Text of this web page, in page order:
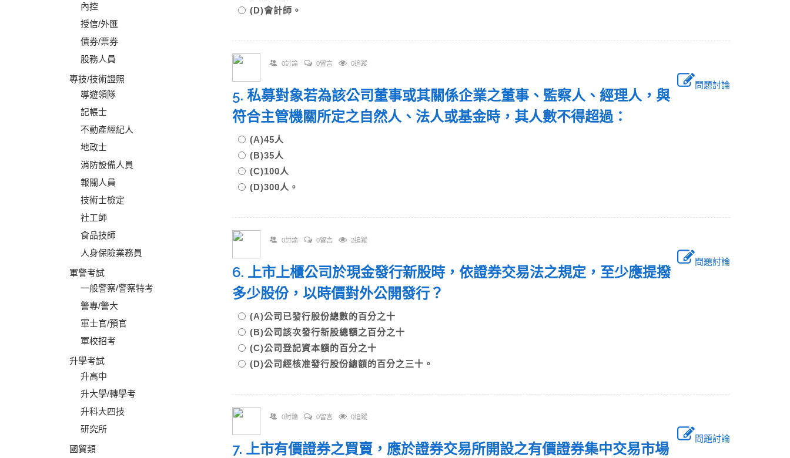
內控
授信/外匯
債券/票券
股務人員
專技/技術證照
導遊領隊
記帳士
不動產經紀人
地政士
消防設備人員
報關人員
技術士檢定
社工師
食品技師
人身保險業務員
軍警考試
一般警察/警察特考
警專/警大
軍士官/預官
軍校招考
升學考試
升高中
升大學/轉學考
升科大四技
研究所
國貿類
(D)會計師。
0討論 0留言 0追蹤
問題討論
5. 私募對象若為該公司董事或其關係企業之董事、監察人、經理人，與
符合主管機關所定之自然人、法人或基金時，其人數不得超過：
(A)45人
(B)35人
(C)100人
(D)300人。
0討論 0留言 2追蹤
問題討論
6. 上市上櫃公司於現金發行新股時，依證券交易法之規定，至少應提撥
多少股份，以時價對外公開發行？
(A)公司已發行股份總數的百分之十
(B)公司該次發行新股總額之百分之十
(C)公司登記資本額的百分之十
(D)公司經核准發行股份總額的百分之三十。
0討論 0留言 0追蹤
問題討論
7. 上市有價證券之買賣，應於證券交易所開設之有價證券集中交易市場